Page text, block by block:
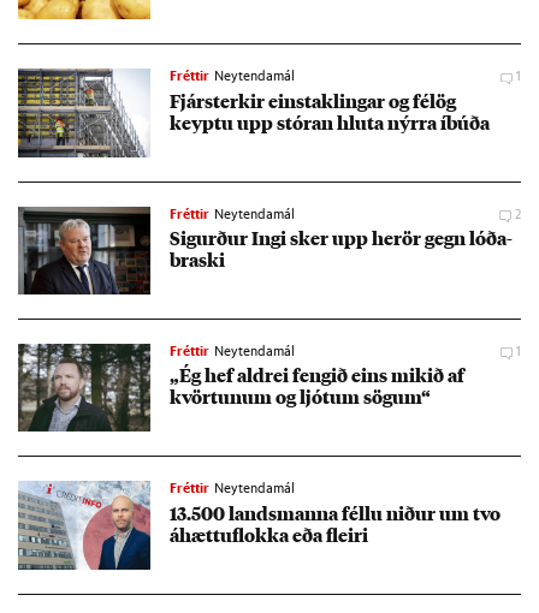
Fréttir Neytendamál 1
Fjár­sterk­ir ein­stak­ling­ar og fé­lög
keyptu upp stór­an hluta nýrra íbúða
Fréttir Neytendamál 2
Sig­urð­ur Ingi sker upp her­ör gegn lóða­
braski
Fréttir Neytendamál 1
„Ég hef aldrei feng­ið eins mik­ið af
kvört­un­um og ljót­um sög­um“
Fréttir Neytendamál
13.500 lands­manna féllu nið­ur um tvo
áhættu­flokka eða fleiri